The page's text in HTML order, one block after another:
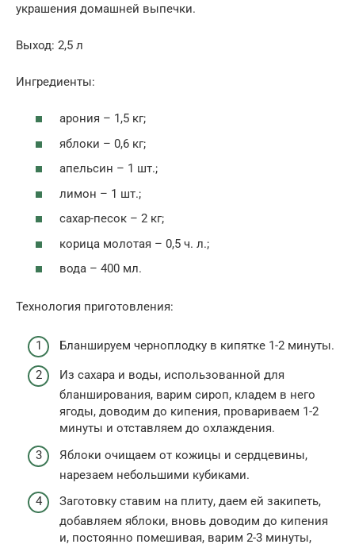
украшения домашней выпечки.
Выход: 2,5 л
Ингредиенты:
арония – 1,5 кг;
яблоки – 0,6 кг;
апельсин – 1 шт.;
лимон – 1 шт.;
сахар-песок – 2 кг;
корица молотая – 0,5 ч. л.;
вода – 400 мл.
Технология приготовления:
Бланшируем черноплодку в кипятке 1-2 минуты.
Из сахара и воды, использованной для
бланширования, варим сироп, кладем в него
ягоды, доводим до кипения, провариваем 1-2
минуты и отставляем до охлаждения.
Яблоки очищаем от кожицы и сердцевины,
нарезаем небольшими кубиками.
Заготовку ставим на плиту, даем ей закипеть,
добавляем яблоки, вновь доводим до кипения
и, постоянно помешивая, варим 2-3 минуты,